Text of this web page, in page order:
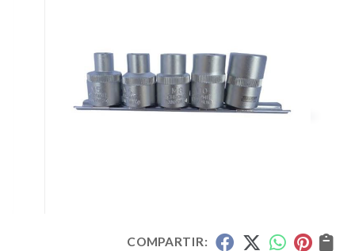
COMPARTIR: